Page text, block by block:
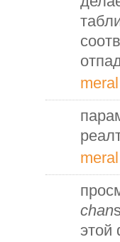
meral
meral
chan
этой